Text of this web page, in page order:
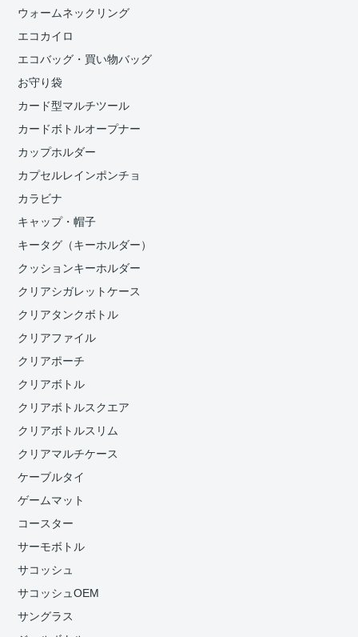
ウォームネックリング
エコカイロ
エコバッグ・買い物バッグ
お守り袋
カード型マルチツール
カードボトルオープナー
カップホルダー
カプセルレインポンチョ
カラビナ
キャップ・帽子
キータグ（キーホルダー）
クッションキーホルダー
クリアシガレットケース
クリアタンクボトル
クリアファイル
クリアポーチ
クリアボトル
クリアボトルスクエア
クリアボトルスリム
クリアマルチケース
ケーブルタイ
ゲームマット
コースター
サーモボトル
サコッシュ
サコッシュOEM
サングラス